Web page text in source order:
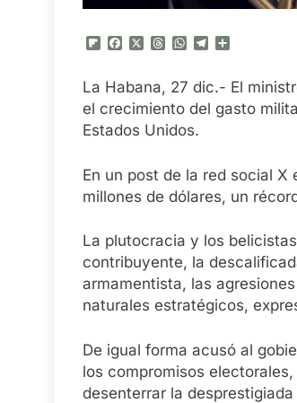
Flipboard
FacebookThreadsWhatsApp
Telegram
La Habana, 27 dic.- El
el crecimiento del gasto
Estados Unidos.
En un post de la red social
millones de dólares, un
La plutocracia y los
contribuyente, la
armamentista, las
naturales estratégicos,
De igual forma acusó al
los compromisos
desenterrar la